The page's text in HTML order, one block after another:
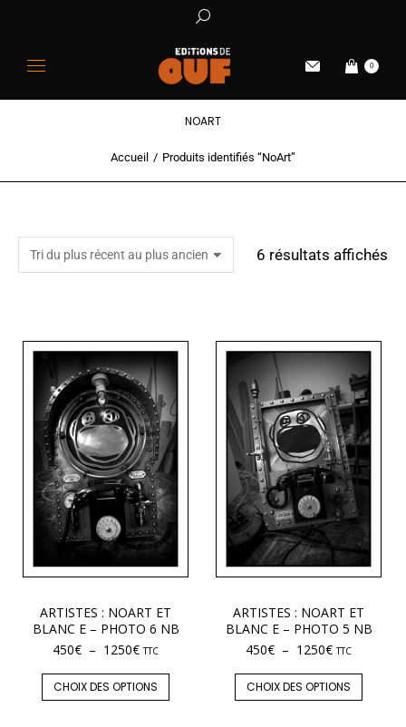
0
NOART
Vous êtes ici :Accueil Produits identifiés “NoArt”
6 résultats affichés
ARTISTES : NOART ET
BLANC E – PHOTO 6 NB
450€ – 1250€ TTC
CHOIX DES OPTIONS
ARTISTES : NOART ET
BLANC E – PHOTO 5 NB
450€ – 1250€ TTC
CHOIX DES OPTIONS